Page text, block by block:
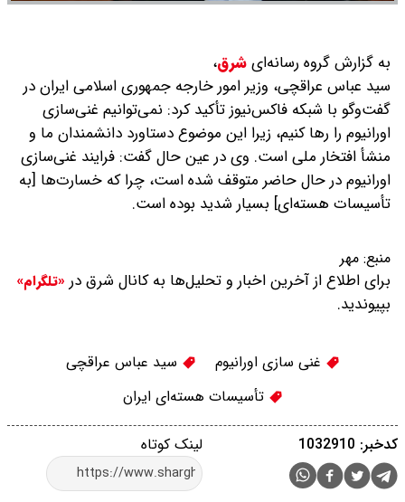
به گزارش گروه رسانه‌ایشرق،
سید عباس عراقچی، وزیر امور خارجه جمهوری اسلامی ایران در
گفت‌وگو با شبکه فاکس‌نیوز تأکید کرد: نمی‌توانیم غنی‌سازی
اورانیوم را رها کنیم، زیرا این موضوع دستاورد دانشمندان ما و
منشأ افتخار ملی است. وی در عین حال گفت: فرایند غنی‌سازی
اورانیوم در حال حاضر متوقف شده است، چرا که خسارت‌ها [به
تأسیسات هسته‌ای] بسیار شدید بوده است.
منبع: مهر
برای اطلاع از آخرین اخبار و تحلیل‌ها به کانال شرق در «تلگرام»
بپیوندید.
غنی سازی اورانیوم
سید عباس عراقچی
تأسیسات هسته‌ای ایران
لینک کوتاه کدخبر: 1032910